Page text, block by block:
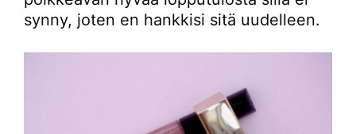
synny, joten en hankkisi sitä uudelleen.